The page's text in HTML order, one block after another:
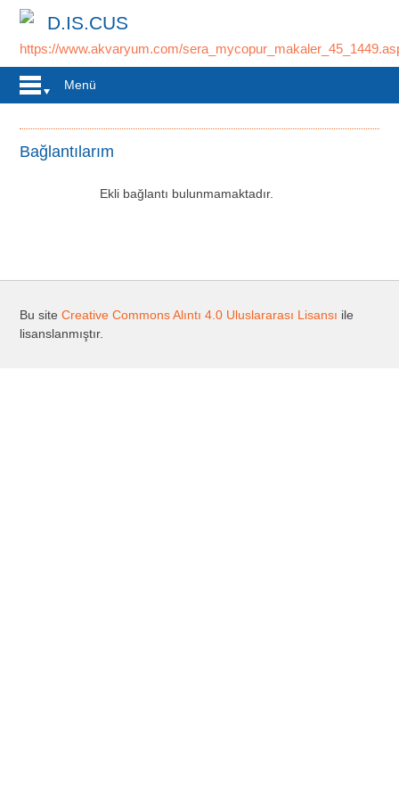
D.IS.CUS
https://www.akvaryum.com/
Menü
Bağlantılarım
Ekli bağlantı bulunmamaktadır.
Bu siteCreative Commons Alıntı 4.0 Uluslararası Lisansı ile
lisanslanmıştır.